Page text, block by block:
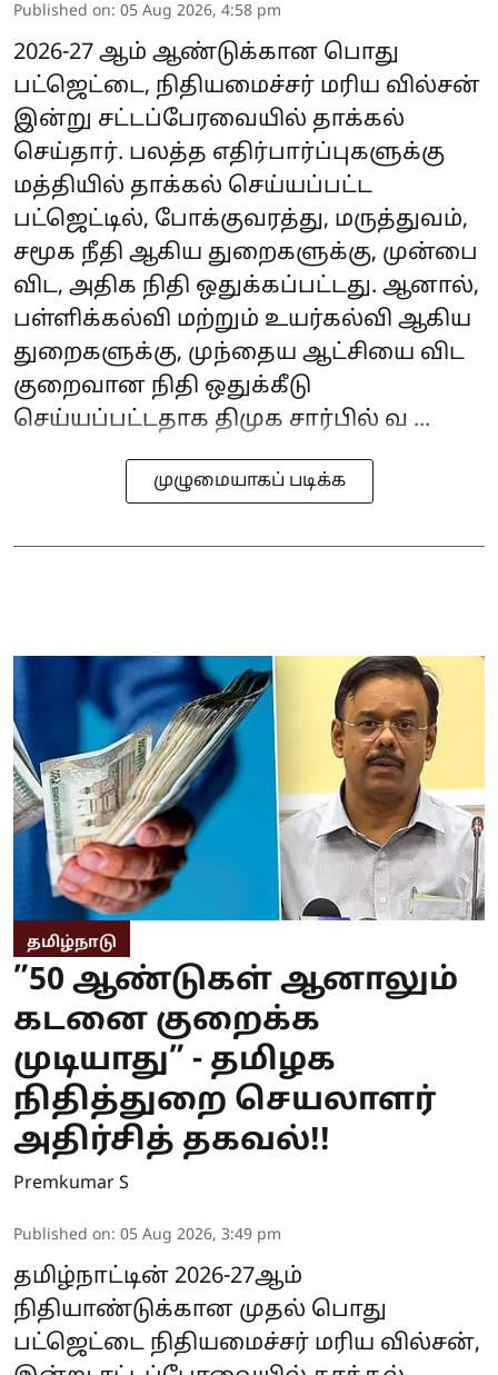
Published on: 05 Aug 2026, 4:58 pm
2026-27 ஆம் ஆண்டுக்கான பொது
பட்ஜெட்டை, நிதியமைச்சர் மரிய வில்சன்
இன்று சட்டப்பேரவையில் தாக்கல்
செய்தார். பலத்த எதிர்பார்ப்புகளுக்கு
மத்தியில் தாக்கல் செய்யப்பட்ட
பட்ஜெட்டில், போக்குவரத்து, மருத்துவம்,
சமூக நீதி ஆகிய துறைகளுக்கு, முன்பை
விட, அதிக நிதி ஒதுக்கப்பட்டது. ஆனால்,
பள்ளிக்கல்வி மற்றும் உயர்கல்வி ஆகிய
துறைகளுக்கு, முந்தைய ஆட்சியை விட
குறைவான நிதி ஒதுக்கீடு
செய்யப்பட்டதாக திமுக சார்பில் வ ...
முழுமையாகப் படிக்க
தமிழ்நாடு
”50 ஆண்டுகள் ஆனாலும்
கடனை குறைக்க
முடியாது” - தமிழக
நிதித்துறை செயலாளர்
அதிர்சித் தகவல்!!
Premkumar S
Published on: 05 Aug 2026, 3:49 pm
தமிழ்நாட்டின் 2026-27ஆம்
நிதியாண்டுக்கான முதல் பொது
பட்ஜெட்டை நிதியமைச்சர் மரிய வில்சன்,